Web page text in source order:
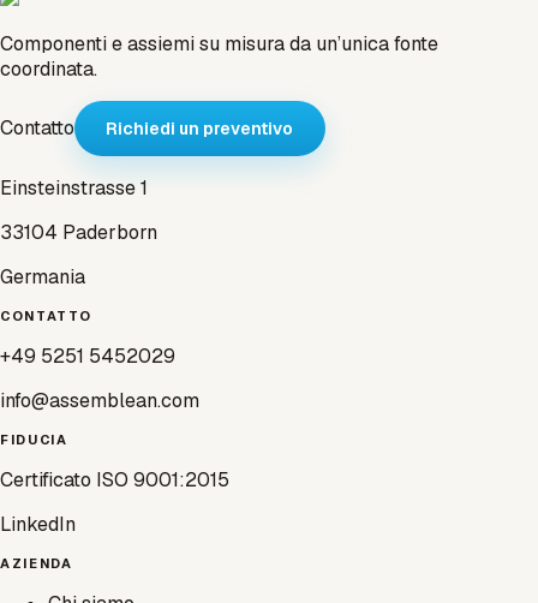
Componenti e assiemi su misura da un’unica fonte
coordinata.
Contatto Richiedi un preventivo
Einsteinstrasse 1
33104 Paderborn
Germania
CONTATTO
+49 5251 5452029
info@assemblean.com
FIDUCIA
Certificato ISO 9001:2015
LinkedIn
AZIENDA